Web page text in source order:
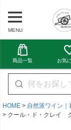
MENU
商品一覧 お気
HOME
自然派ワイン
クール・ド・クレイ